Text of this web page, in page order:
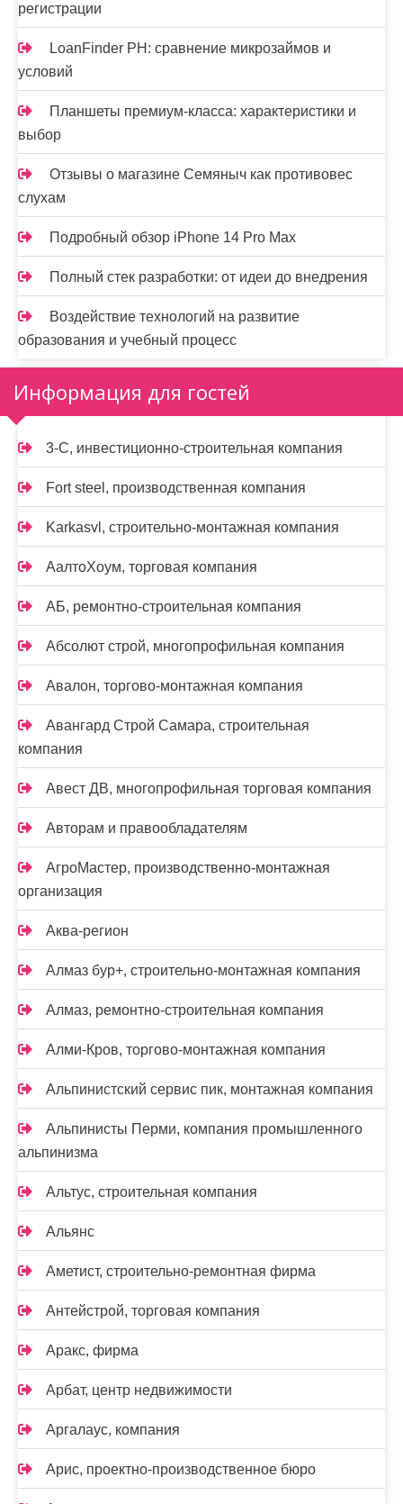
регистрации
LoanFinder PH: сравнение микрозаймов и
условий
Планшеты премиум-класса: характеристики и
выбор
Отзывы о магазине Семяныч как противовес
слухам
Подробный обзор iPhone 14 Pro Max
Полный стек разработки: от идеи до внедрения
Воздействие технологий на развитие
образования и учебный процесс
Информация для гостей
3-С, инвестиционно-строительная компания
Fort steel, производственная компания
Karkasvl, строительно-монтажная компания
АалтоХоум, торговая компания
АБ, ремонтно-строительная компания
Абсолют строй, многопрофильная компания
Авалон, торгово-монтажная компания
Авангард Строй Самара, строительная
компания
Авест ДВ, многопрофильная торговая компания
Авторам и правообладателям
АгроМастер, производственно-монтажная
организация
Аква-регион
Алмаз бур+, строительно-монтажная компания
Алмаз, ремонтно-строительная компания
Алми-Кров, торгово-монтажная компания
Альпинистский сервис пик, монтажная компания
Альпинисты Перми, компания промышленного
альпинизма
Альтус, строительная компания
Альянс
Аметист, строительно-ремонтная фирма
Антейстрой, торговая компания
Аракс, фирма
Арбат, центр недвижимости
Аргалаус, компания
Арис, проектно-производственное бюро